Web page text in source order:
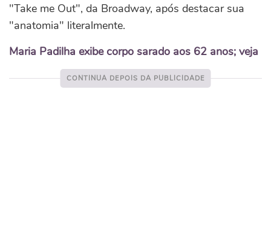
"Take me Out", da Broadway, após destacar sua
"anatomia" literalmente.
Maria Padilha exibe corpo sarado aos 62 anos; veja